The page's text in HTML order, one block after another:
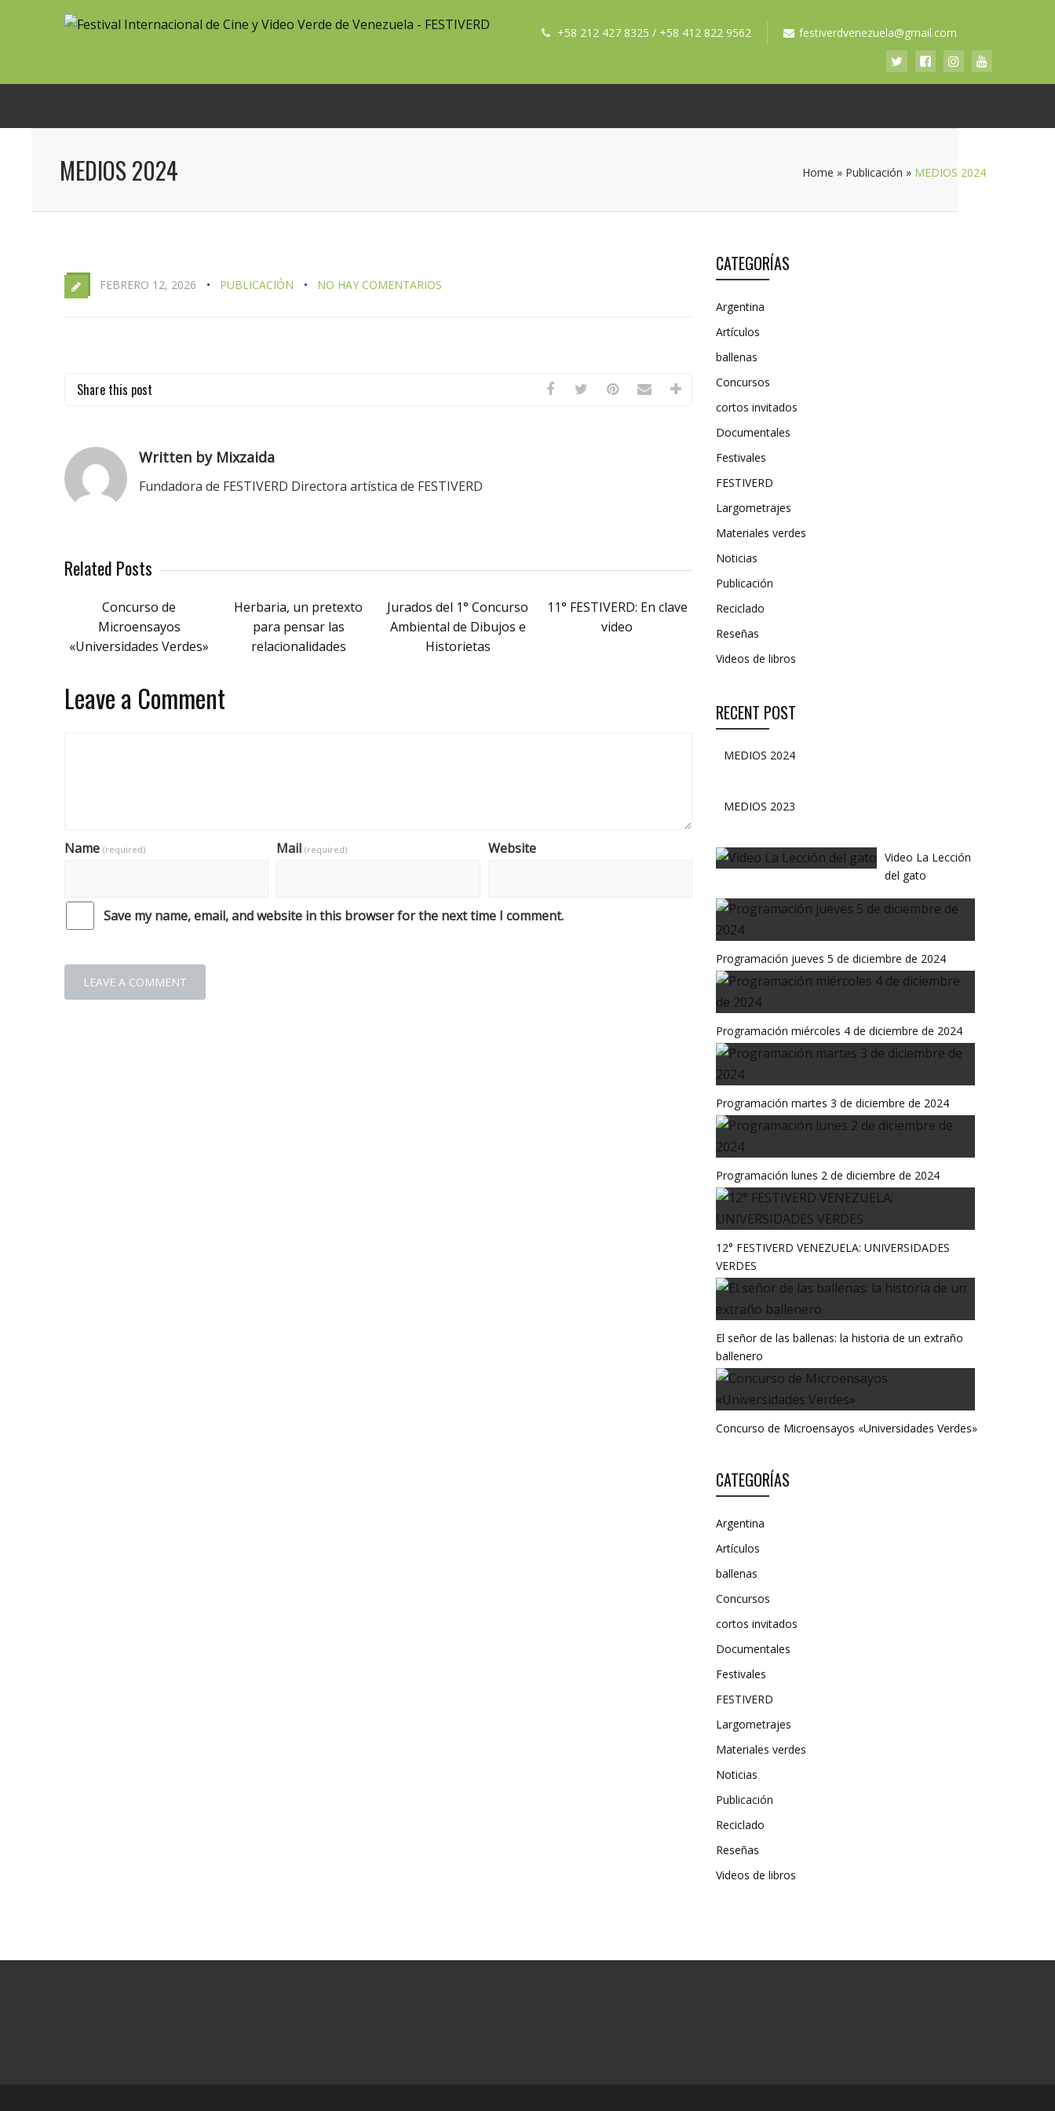
+58 212 427 8325 / +58 412 822 9562 festiverdvenezuela@gmail.com
MEDIOS 2024 Home » Publicación » MEDIOS 2024
FEBRERO 12, 2026 PUBLICACIÓN NO HAY COMENTARIOS
Share this post
Written by Mixzaida
Fundadora de FESTIVERD Directora artística de FESTIVERD
Related Posts
Concurso de
Microensayos
«Universidades Verdes»
Herbaria, un pretexto
para pensar las
relacionalidades
Jurados del 1° Concurso
Ambiental de Dibujos e
Historietas
11° FESTIVERD: En clave
video
Leave a Comment
Name (required) Mail (required) Website
Save my name, email, and website in this browser for the next time I comment.
CATEGORÍAS
Argentina
Artículos
ballenas
Concursos
cortos invitados
Documentales
Festivales
FESTIVERD
Largometrajes
Materiales verdes
Noticias
Publicación
Reciclado
Reseñas
Videos de libros
RECENT POST
MEDIOS 2024
MEDIOS 2023
Video La Lección
del gato
Programación jueves 5 de diciembre de 2024
Programación miércoles 4 de diciembre de 2024
Programación martes 3 de diciembre de 2024
Programación lunes 2 de diciembre de 2024
12° FESTIVERD VENEZUELA: UNIVERSIDADES
VERDES
El señor de las ballenas: la historia de un extraño
ballenero
Concurso de Microensayos «Universidades Verdes»
CATEGORÍAS
Argentina
Artículos
ballenas
Concursos
cortos invitados
Documentales
Festivales
FESTIVERD
Largometrajes
Materiales verdes
Noticias
Publicación
Reciclado
Reseñas
Videos de libros